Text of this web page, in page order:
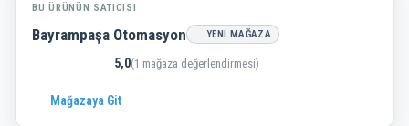
BU ÜRÜNÜN SATICISI
Bayrampaşa Otomasyon YENI MAĞAZA
5,0(1 mağaza değerlendirmesi)
Mağazaya Git